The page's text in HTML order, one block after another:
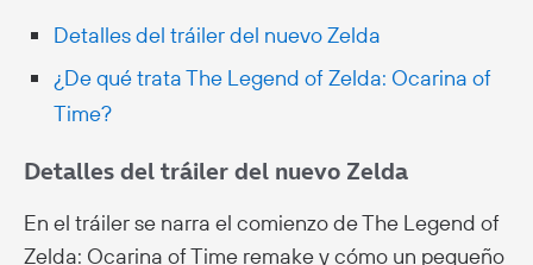
Detalles del tráiler del nuevo Zelda
¿De qué trata The Legend of Zelda: Ocarina of
Time?
Detalles del tráiler del nuevo Zelda
En el tráiler se narra el comienzo de The Legend of
Zelda: Ocarina of Time remake y cómo un pequeño